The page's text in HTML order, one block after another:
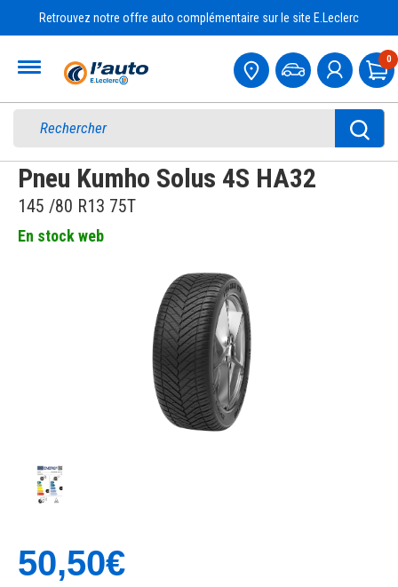
Retrouvez notre offre auto complémentaire sur le site E.Leclerc
0
Pneu Kumho Solus 4S HA32
145 /80 R13 75T
En stock web
50,50€